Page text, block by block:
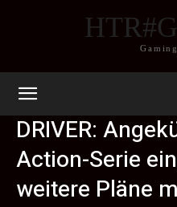
DRIVER:
Action-Serie
weitere Pläne